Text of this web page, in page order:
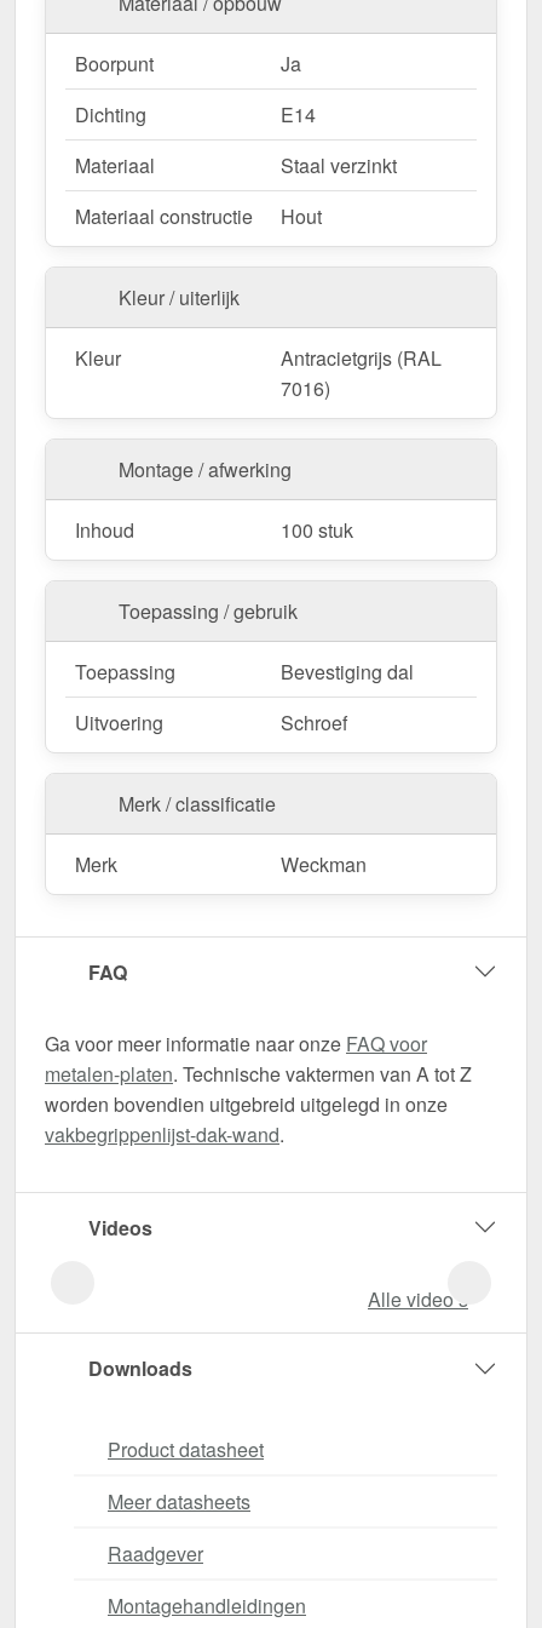
Boorpunt
Ja
Dichting
E14
Materiaal
Staal verzinkt
Materiaal constructie
Hout
Kleur / uiterlijk
Kleur
Antracietgrijs (RAL
7016)
Montage / afwerking
Inhoud 100 stuk
Toepassing / gebruik
Toepassing
Bevestiging dal
Uitvoering
Schroef
Merk / classificatie
Merk Weckman
FAQ
Ga voor meer informatie naar onze FAQ voor
metalen-platen. Technische vaktermen van A tot Z
worden bovendien uitgebreid uitgelegd in onze
vakbegrippenlijst-dak-wand.
Videos
Alle video‘s
Downloads
Product datasheet
Meer datasheets
Raadgever
Montagehandleidingen